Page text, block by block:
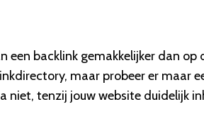
een backlink gemakkelijker dan op
maar probeer er maar
niet, tenzij jouw website duidelijk